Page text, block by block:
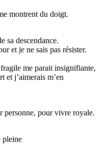
montrent du doigt.
sa descendance.
et je ne sais pas résister.
me parait insignifiante,
et j’aimerais m’en
personne, pour vivre royale.
pleine